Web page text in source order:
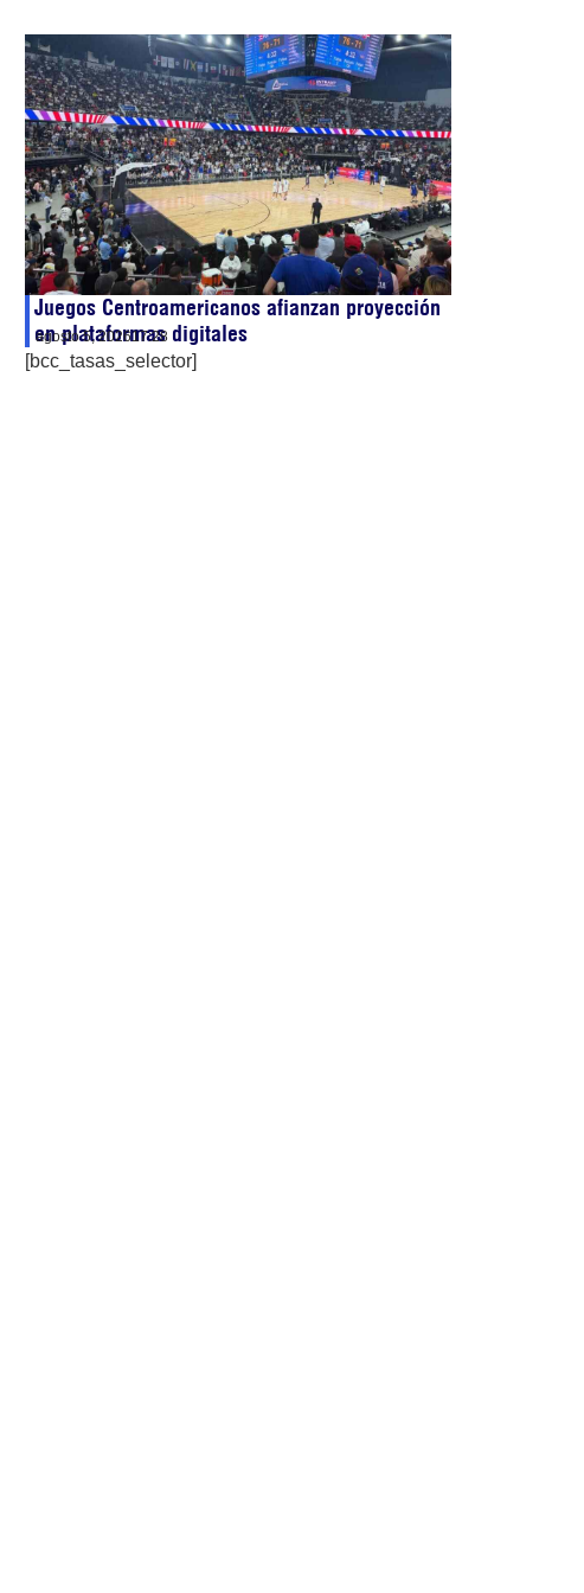
Juegos Centroamericanos afianzan proyección
en plataformas digitales
agosto 5, 202617:28
[bcc_tasas_selector]